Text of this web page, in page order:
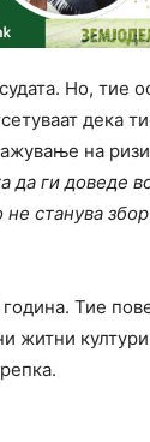
Но, тие
дека
на
да ги доведе
станува
Тие
житни